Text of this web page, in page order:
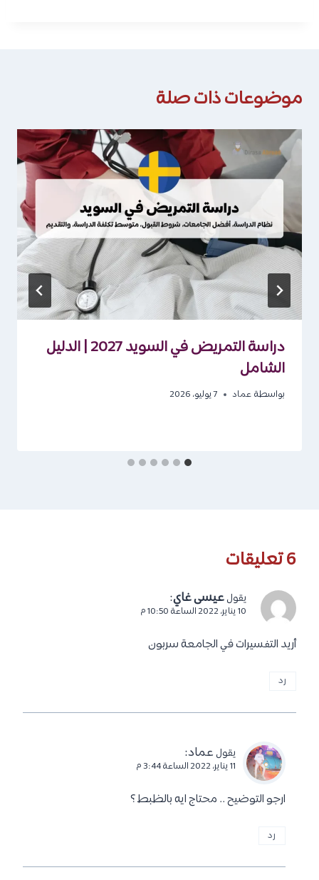
موضوعات ذات صلة
دراسة التمريض في السويد 2027 | الدليل
الشامل
بواسطة عماد 7 يوليو، 2026
6 تعليقات
يقول عيسى غاي:
10 يناير، 2022 الساعة 10:50 م
أريد التفسيرات في الجامعة سربون
رد
يقول عماد:
11 يناير، 2022 الساعة 3:44 م
ارجو التوضيح .. محتاج ايه بالظبط ؟
رد